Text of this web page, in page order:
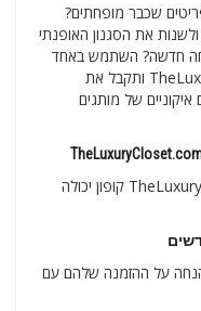
שכבר מופחתים?
את הסגנון האופנתי
חדשה? השתמש באחד
מהקופונים הרשמיים של TheLuxuryCloset.com ותקבל את
של מותגים
ההנחה המקסימלית שמציע TheLuxuryCloset.com קופון יכולה
חדשים יכולים לקבל לפחות 10% הנחה על ההזמנה שלהם עם